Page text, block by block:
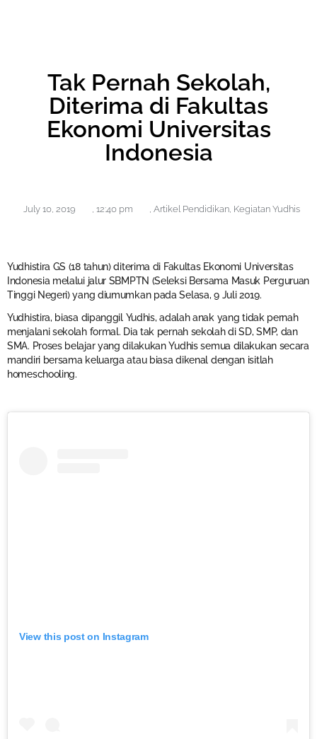
Tak Pernah Sekolah,
Diterima di Fakultas
Ekonomi Universitas
Indonesia
July 10, 2019 , 12:40 pm , Artikel Pendidikan, Kegiatan Yudhis
Yudhistira GS (18 tahun) diterima di Fakultas Ekonomi Universitas
Indonesia melalui jalur SBMPTN (Seleksi Bersama Masuk Perguruan
Tinggi Negeri) yang diumumkan pada Selasa, 9 Juli 2019.
Yudhistira, biasa dipanggil Yudhis, adalah anak yang tidak pernah
menjalani sekolah formal. Dia tak pernah sekolah di SD, SMP, dan
SMA. Proses belajar yang dilakukan Yudhis semua dilakukan secara
mandiri bersama keluarga atau biasa dikenal dengan isitlah
homeschooling.
View this post on Instagram